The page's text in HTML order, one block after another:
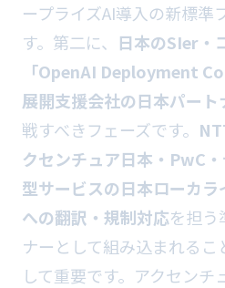
ープライズAI導入の新標準
す。第二に、
日本のSIer・
「OpenAI Deployment
展開支援会社の日本パート
戦すべきフェーズです。
クセンチュア日本・PwC
型サービスの日本ローカ
への翻訳・規制対応を担う
ナーとして組み込まれる
して重要です。アクセン